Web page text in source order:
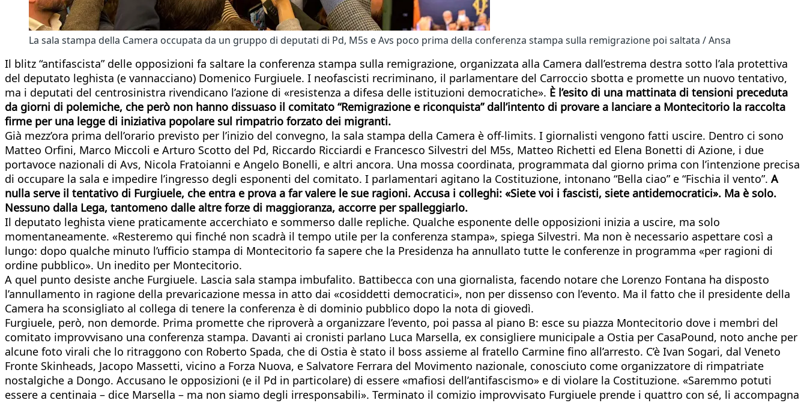
La sala stampa della Camera occupata da un gruppo di deputati di Pd, M5s e Avs poco prima della conferenza stampa sulla remigrazione poi saltata / Ansa
Il blitz “antifascista” delle opposizioni fa saltare la conferenza stampa sulla remigrazione, organizzata alla Camera dall’estrema destra sotto l’ala protettiva
del deputato leghista (e vannacciano) Domenico Furgiuele. I neofascisti recriminano, il parlamentare del Carroccio sbotta e promette un nuovo tentativo,
ma i deputati del centrosinistra rivendicano l’azione di «resistenza a difesa delle istituzioni democratiche». È l’esito di una mattinata di tensioni preceduta
da giorni di polemiche, che però non hanno dissuaso il comitato “Remigrazione e riconquista” dall’intento di provare a lanciare a Montecitorio la raccolta
firme per una legge di iniziativa popolare sul rimpatrio forzato dei migranti.
Già mezz’ora prima dell’orario previsto per l’inizio del convegno, la sala stampa della Camera è off-limits. I giornalisti vengono fatti uscire. Dentro ci sono
Matteo Orfini, Marco Miccoli e Arturo Scotto del Pd, Riccardo Ricciardi e Francesco Silvestri del M5s, Matteo Richetti ed Elena Bonetti di Azione, i due
portavoce nazionali di Avs, Nicola Fratoianni e Angelo Bonelli, e altri ancora. Una mossa coordinata, programmata dal giorno prima con l’intenzione precisa
di occupare la sala e impedire l’ingresso degli esponenti del comitato. I parlamentari agitano la Costituzione, intonano “Bella ciao” e “Fischia il vento”. A
nulla serve il tentativo di Furgiuele, che entra e prova a far valere le sue ragioni. Accusa i colleghi: «Siete voi i fascisti, siete antidemocratici». Ma è solo.
Nessuno dalla Lega, tantomeno dalle altre forze di maggioranza, accorre per spalleggiarlo.
Il deputato leghista viene praticamente accerchiato e sommerso dalle repliche. Qualche esponente delle opposizioni inizia a uscire, ma solo
momentaneamente. «Resteremo qui finché non scadrà il tempo utile per la conferenza stampa», spiega Silvestri. Ma non è necessario aspettare così a
lungo: dopo qualche minuto l’ufficio stampa di Montecitorio fa sapere che la Presidenza ha annullato tutte le conferenze in programma «per ragioni di
ordine pubblico». Un inedito per Montecitorio.
A quel punto desiste anche Furgiuele. Lascia sala stampa imbufalito. Battibecca con una giornalista, facendo notare che Lorenzo Fontana ha disposto
l’annullamento in ragione della prevaricazione messa in atto dai «cosiddetti democratici», non per dissenso con l’evento. Ma il fatto che il presidente della
Camera ha sconsigliato al collega di tenere la conferenza è di dominio pubblico dopo la nota di giovedì.
Furgiuele, però, non demorde. Prima promette che riproverà a organizzare l’evento, poi passa al piano B: esce su piazza Montecitorio dove i membri del
comitato improvvisano una conferenza stampa. Davanti ai cronisti parlano Luca Marsella, ex consigliere municipale a Ostia per CasaPound, noto anche per
alcune foto virali che lo ritraggono con Roberto Spada, che di Ostia è stato il boss assieme al fratello Carmine fino all’arresto. C’è Ivan Sogari, dal Veneto
Fronte Skinheads, Jacopo Massetti, vicino a Forza Nuova, e Salvatore Ferrara del Movimento nazionale, conosciuto come organizzatore di rimpatriate
nostalgiche a Dongo. Accusano le opposizioni (e il Pd in particolare) di essere «mafiosi dell’antifascismo» e di violare la Costituzione. «Saremmo potuti
essere a centinaia – dice Marsella – ma non siamo degli irresponsabili». Terminato il comizio improvvisato Furgiuele prende i quattro con sé, li accompagna